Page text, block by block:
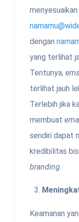
dengan
yang terlihat
Tentunya,
terlihat jauh
Terlebih jika
membuat
sendiri dapat
kredibilitas
branding.
Keamanan